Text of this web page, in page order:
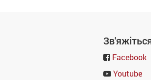
Facebook
Youtube